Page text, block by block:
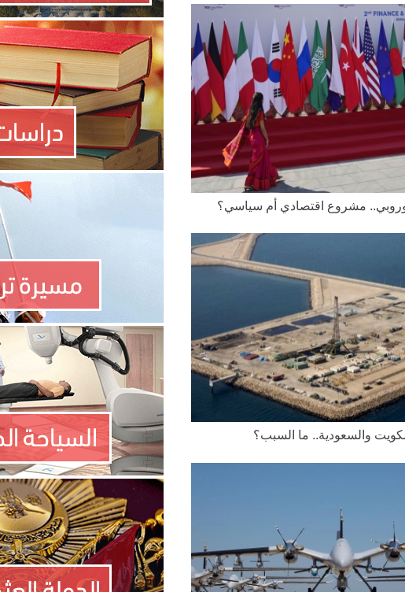
مشروع اقتصادي أم سياسي؟
والسعودية.. ما السبب؟